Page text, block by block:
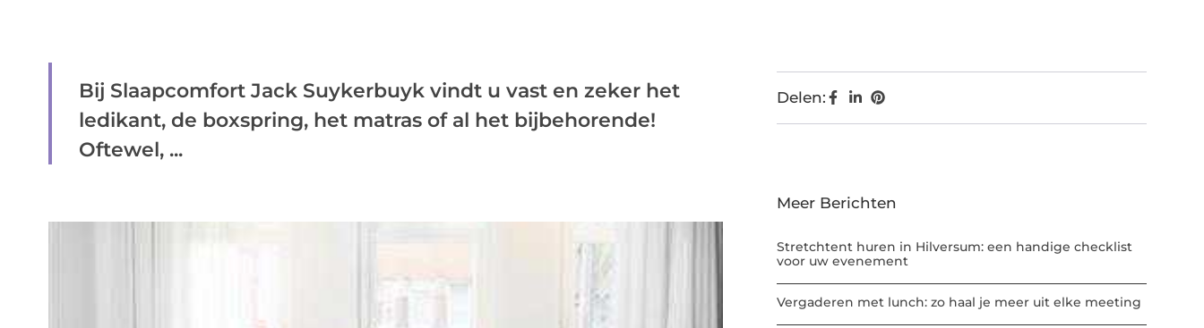
Bij Slaapcomfort Jack Suykerbuyk vindt u vast en zeker het
ledikant, de boxspring, het matras of al het bijbehorende!
Oftewel, ...
Delen:
Meer Berichten
Stretchtent huren in Hilversum: een handige checklist
voor uw evenement
Vergaderen met lunch: zo haal je meer uit elke meeting